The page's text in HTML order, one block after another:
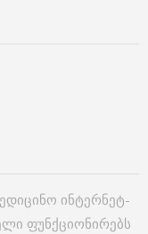
ინტერნეტ-
ფუნქციონირებს